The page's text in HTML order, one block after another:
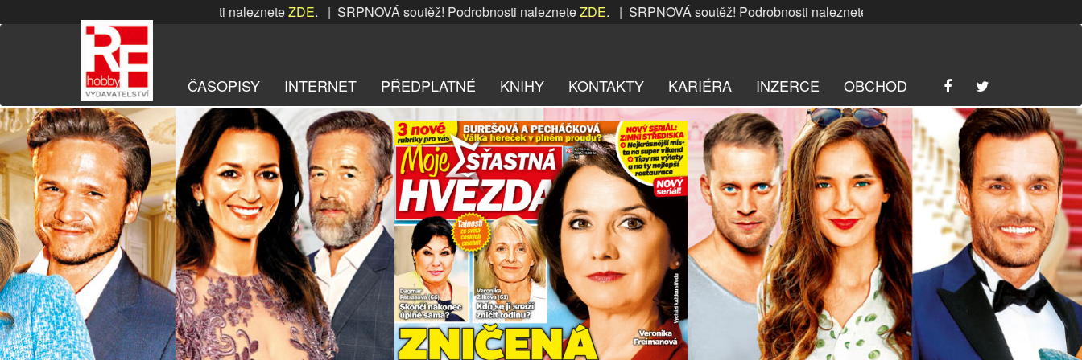
na
soutěž! Podrobnosti naleznete ZDE. | SRPNOVÁ soutěž! Podrobnosti naleznete ZDE. | SRPNOVÁ soutěž! Podrobnosti naleznete ZDE. | SRPNOVÁ soutěž! Podrobnosti
ČASOPISY INTERNET PŘEDPLATNÉ KNIHY KONTAKTY KARIÉRA INZERCE OBCHOD